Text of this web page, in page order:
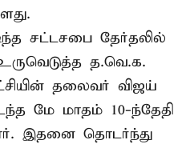
சட்டசபை தேர்தலில்
த.வெ.க.
தலைவர் விஜய்
மே மாதம் 10-ந்தேதி
இதனை தொடர்ந்து